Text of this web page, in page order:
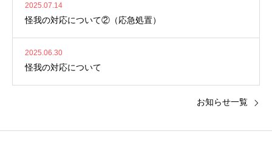
2025.07.14
怪我の対応について②（応急処置）
2025.06.30
怪我の対応について
お知らせ一覧